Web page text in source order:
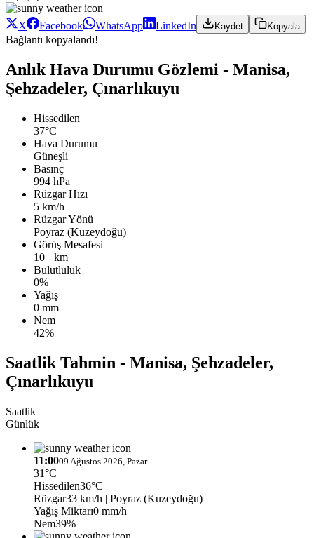
X Facebook WhatsApp LinkedIn Kaydet Kopyala
Bağlantı kopyalandı!
Anlık Hava Durumu Gözlemi - Manisa,
Şehzadeler, Çınarlıkuyu
Hissedilen
37°C
Hava Durumu
Güneşli
Basınç
994 hPa
Rüzgar Hızı
5 km/h
Rüzgar Yönü
Poyraz (Kuzeydoğu)
Görüş Mesafesi
10+ km
Bulutluluk
0%
Yağış
0 mm
Nem
42%
Saatlik Tahmin - Manisa, Şehzadeler,
Çınarlıkuyu
Saatlik
Günlük
11:0009 Ağustos 2026, Pazar
31°C
Hissedilen36°C
Rüzgar33 km/h | Poyraz (Kuzeydoğu)
Yağış Miktarı0 mm/h
Nem39%